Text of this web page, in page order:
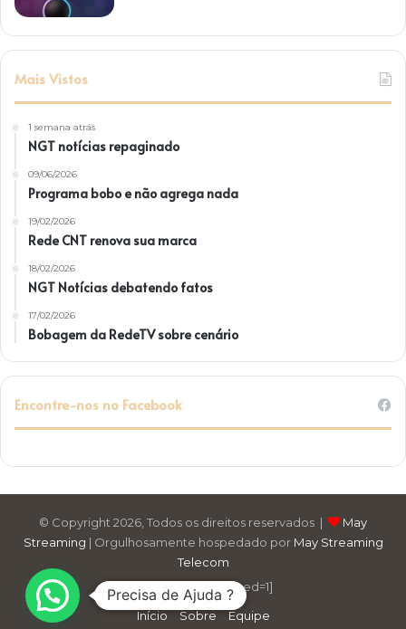
Mais Vistos
1 semana atrás
NGT notícias repaginado
09/06/2026
Programa bobo e não agrega nada
19/02/2026
Rede CNT renova sua marca
18/02/2026
NGT Notícias debatendo fatos
17/02/2026
Bobagem da RedeTV sobre cenário
Encontre-nos no Facebook
© Copyright 2026, Todos os direitos reservados |
May
Streaming | Orgulhosamente hospedado por May Streaming
Telecom
[instagram-feed feed=1]
Início
Sobre Equipe
Precisa de Ajuda ?